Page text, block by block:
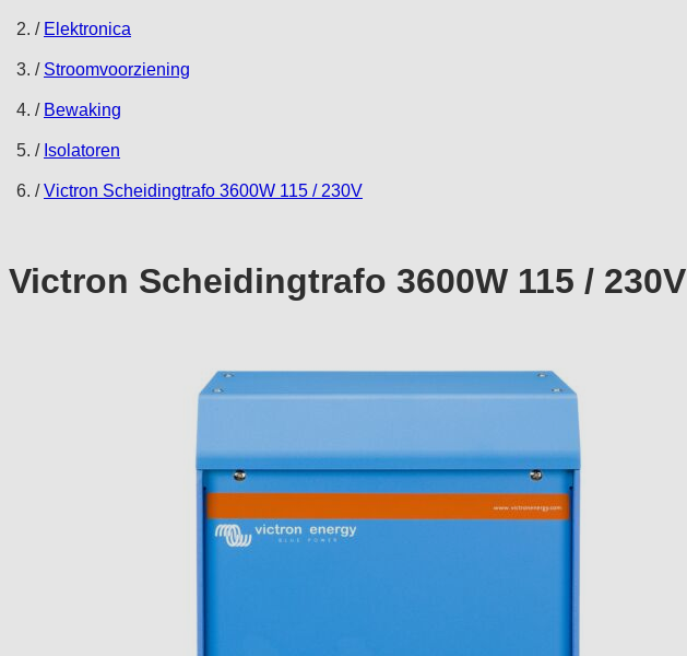
/ Elektronica
/ Stroomvoorziening
/ Bewaking
/ Isolatoren
/ Victron Scheidingtrafo 3600W 115 / 230V
Victron Scheidingtrafo 3600W 115 / 230V